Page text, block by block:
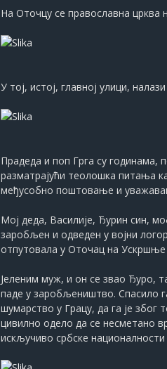
На Оточцу се православна црква
У тој, истој, главној улици,
Прадеда и поп Грга су
разматрајући теолошка питања
међусобно поштовање и
Мој деда, Василије, Ђурин син,
заробљен и одведен у војни
отпутовала у Оточац на Ускршње
Јеленим муж, и он се звао Ђуро,
паде у заробљеништво. Спасило
шумарство у Грацу, да га је
цивилно одело да се несметано
искључиво србске